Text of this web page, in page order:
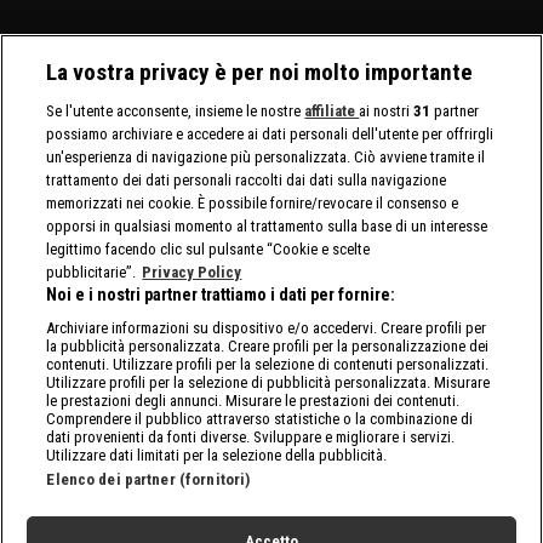
La vostra privacy è per noi molto importante
Se l'utente acconsente, insieme le nostre affiliate ai nostri31 partner
possiamo archiviare e accedere ai dati personali dell'utente per offrirgli
un'esperienza di navigazione più personalizzata. Ciò avviene tramite il
trattamento dei dati personali raccolti dai dati sulla navigazione
memorizzati nei cookie. È possibile fornire/revocare il consenso e
opporsi in qualsiasi momento al trattamento sulla base di un interesse
legittimo facendo clic sul pulsante “Cookie e scelte
pubblicitarie”. Privacy Policy
Noi e i nostri partner trattiamo i dati per fornire:
Archiviare informazioni su dispositivo e/o accedervi. Creare profili per
la pubblicità personalizzata. Creare profili per la personalizzazione dei
contenuti. Utilizzare profili per la selezione di contenuti personalizzati.
Utilizzare profili per la selezione di pubblicità personalizzata. Misurare
le prestazioni degli annunci. Misurare le prestazioni dei contenuti.
Comprendere il pubblico attraverso statistiche o la combinazione di
dati provenienti da fonti diverse. Sviluppare e migliorare i servizi.
Utilizzare dati limitati per la selezione della pubblicità.
Elenco dei partner (fornitori)